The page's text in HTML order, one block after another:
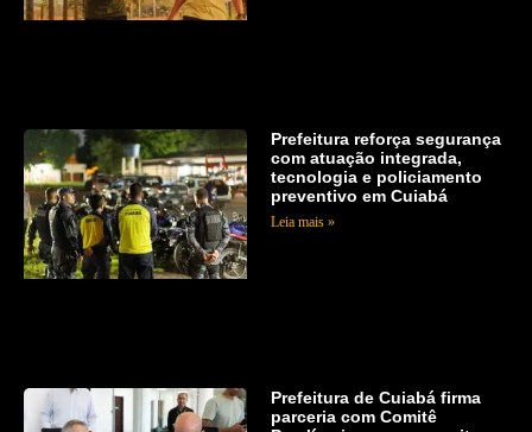
Prefeitura reforça segurança
com atuação integrada,
tecnologia e policiamento
preventivo em Cuiabá
Leia mais »
Prefeitura de Cuiabá firma
parceria com Comitê